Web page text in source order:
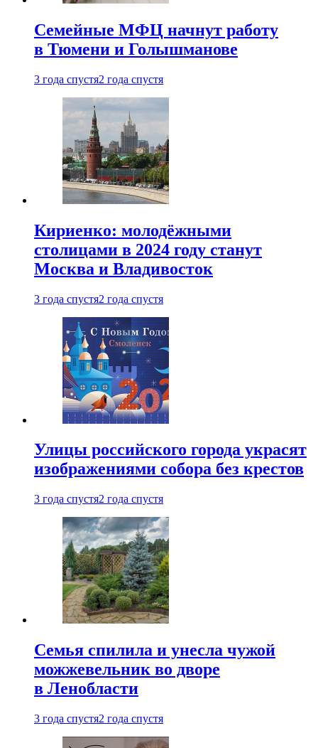
Семейные МФЦ начнут работу
в Тюмени и Голышманове
3 года спустя2 года спустя
Кириенко: молодёжными
столицами в 2024 году станут
Москва и Владивосток
3 года спустя2 года спустя
Улицы российского города украсят
изображениями собора без крестов
3 года спустя2 года спустя
Семья спилила и унесла чужой
можжевельник во дворе
в Ленобласти
3 года спустя2 года спустя